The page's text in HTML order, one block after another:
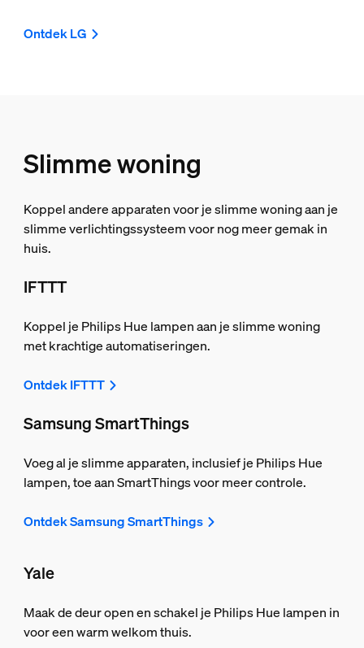
Ontdek LG
Slimme woning
Koppel andere apparaten voor je slimme woning aan je
slimme verlichtingssysteem voor nog meer gemak in
huis.
IFTTT
Koppel je Philips Hue lampen aan je slimme woning
met krachtige automatiseringen.
Ontdek IFTTT
Samsung SmartThings
Voeg al je slimme apparaten, inclusief je Philips Hue
lampen, toe aan SmartThings voor meer controle.
Ontdek Samsung SmartThings
Yale
Maak de deur open en schakel je Philips Hue lampen in
voor een warm welkom thuis.